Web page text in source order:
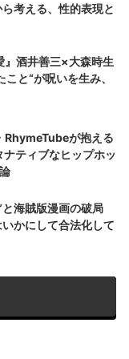
考える、性的表現と
』酒井善三×大森時生
と“が呪いを生み、
RhymeTubeが抱える
ティブなヒップホッ
海賊版漫画の破局
かにして合法化して